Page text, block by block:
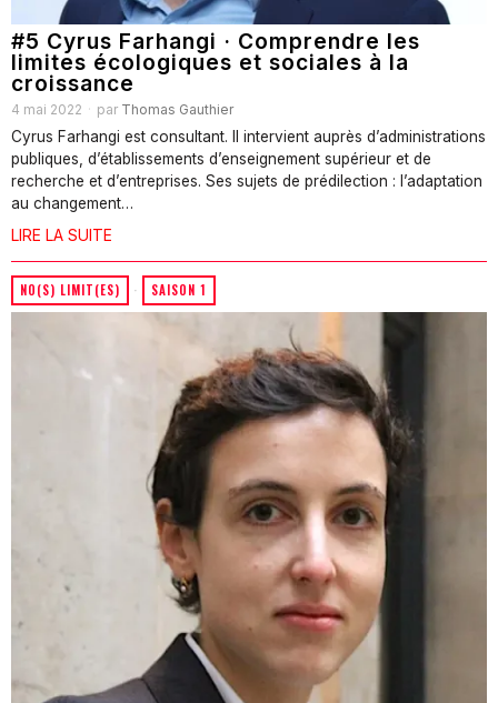
#5 Cyrus Farhangi · Comprendre les
limites écologiques et sociales à la
croissance
4 mai 2022 par Thomas Gauthier
Cyrus Farhangi est consultant. Il intervient auprès d’administrations
publiques, d’établissements d’enseignement supérieur et de
recherche et d’entreprises. Ses sujets de prédilection : l’adaptation
au changement…
LIRE LA SUITE
NO(S) LIMIT(ES) · SAISON 1